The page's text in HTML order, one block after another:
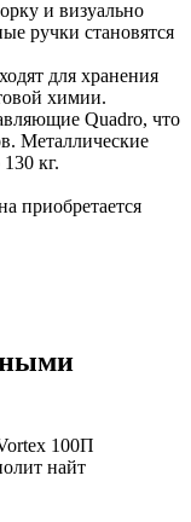
и визуально
ручки становятся
для хранения
химии.
Quadro, что
Металлические
кг.
приобретается
100П
найт